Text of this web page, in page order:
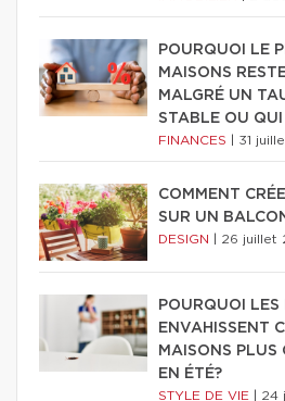
POURQUOI LE
MAISONS
MALGRÉ UN
STABLE OU QUI
FINANCES 31
COMMENT
SUR UN
DESIGN 26 juillet
POURQUOI LES
ENVAHISSENT
MAISONS PLUS
EN ÉTÉ?
STYLE DE VIE 24